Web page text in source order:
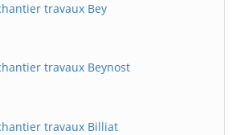
travaux Bey
travaux Beynost
travaux Billiat